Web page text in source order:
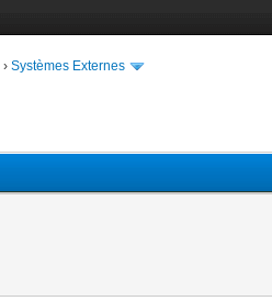
›Systèmes Externes